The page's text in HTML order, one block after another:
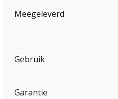
Meegeleverd
Gebruik
Garantie